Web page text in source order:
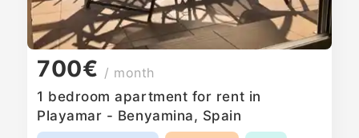
700€ / month
1 bedroom apartment for rent in
Playamar - Benyamina, Spain